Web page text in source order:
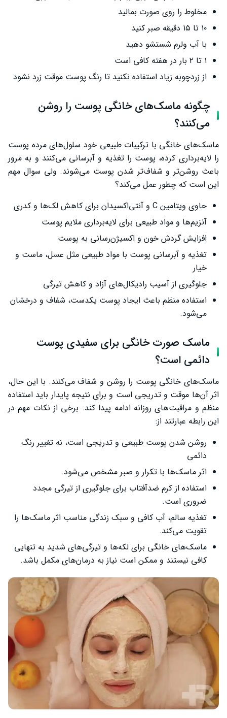
مخلوط را روی صورت بمالید
۱۰ تا ۱۵ دقیقه صبر کنید
با آب ولرم شستشو دهید
۱ تا ۲ بار در هفته کافی است
از زردچوبه زیاد استفاده نکنید تا رنگ پوست موقت زرد نشود
چگونه ماسک‌های خانگی پوست را روشن
می‌کنند؟
ماسک‌های خانگی با ترکیبات طبیعی خود سلول‌های مرده پوست
را لایه‌برداری کرده، پوست را تغذیه و آبرسانی می‌کنند و به مرور
باعث روشن‌تر و شفاف‌تر شدن پوست می‌شوند. ولی سوال مهم
این است که چطور عمل می‌کند؟
حاوی ویتامین C و آنتی‌اکسیدان برای کاهش لک‌ها و کدری
آنزیم‌ها و مواد طبیعی برای لایه‌برداری ملایم پوست
افزایش گردش خون و اکسیژن‌رسانی به پوست
تغذیه و آبرسانی پوست با مواد طبیعی مثل عسل، ماست و
خیار
جلوگیری از آسیب رادیکال‌های آزاد و کاهش تیرگی
استفاده منظم باعث ایجاد پوست یکدست، شفاف و درخشان
می‌شود.
ماسک صورت خانگی برای سفیدی پوست
دائمی است؟
ماسک‌های خانگی پوست را روشن و شفاف می‌کنند. با این حال،
اثر آن‌ها موقت و تدریجی است و برای نتیجه پایدار باید استفاده
منظم و مراقبت‌های روزانه ادامه پیدا کند. برخی از نکات مهم در
این رابطه عبارتند از:
روشن شدن پوست طبیعی و تدریجی است، نه تغییر رنگ
دائمی
اثر ماسک‌ها با تکرار و صبر مشخص می‌شود.
استفاده از کرم ضدآفتاب برای جلوگیری از تیرگی مجدد
ضروری است.
تغذیه سالم، آب کافی و سبک زندگی مناسب اثر ماسک‌ها را
تقویت می‌کند.
ماسک‌های خانگی برای لکه‌ها و تیرگی‌های شدید به تنهایی
کافی نیستند و ممکن است نیاز به درمان‌های مکمل باشد.